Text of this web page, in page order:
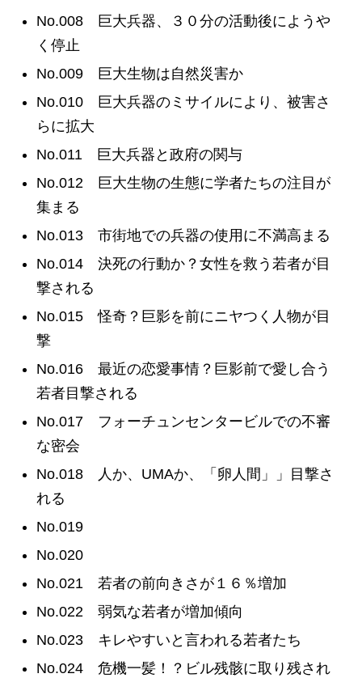
No.008 巨大兵器、３０分の活動後にようや
く停止
No.009 巨大生物は自然災害か
No.010 巨大兵器のミサイルにより、被害さ
らに拡大
No.011 巨大兵器と政府の関与
No.012 巨大生物の生態に学者たちの注目が
集まる
No.013 市街地での兵器の使用に不満高まる
No.014 決死の行動か？女性を救う若者が目
撃される
No.015 怪奇？巨影を前にニヤつく人物が目
撃
No.016 最近の恋愛事情？巨影前で愛し合う
若者目撃される
No.017 フォーチュンセンタービルでの不審
な密会
No.018 人か、UMAか、「卵人間」」目撃さ
れる
No.019
No.020
No.021 若者の前向きさが１６％増加
No.022 弱気な若者が増加傾向
No.023 キレやすいと言われる若者たち
No.024 危機一髪！？ビル残骸に取り残され